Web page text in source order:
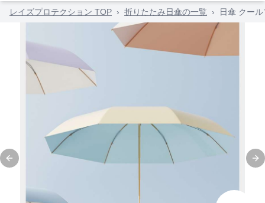
レイズプロテクション TOP › 折りたたみ日傘の一覧 › 日傘 クー
Previous slide